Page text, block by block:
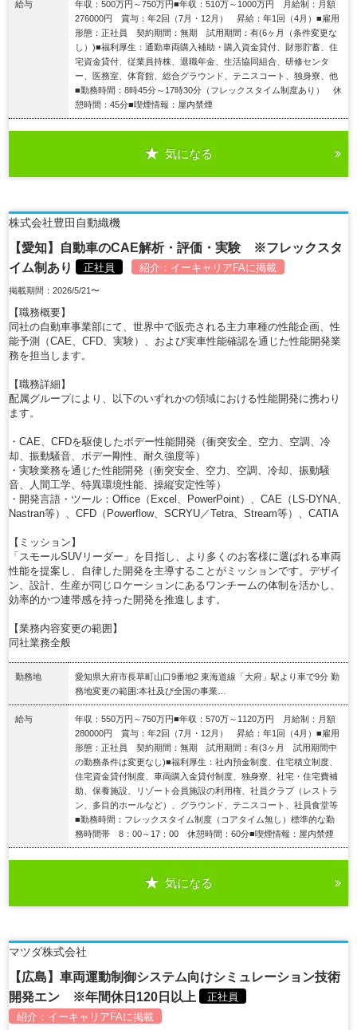
給与
年収：500万円～750万円■年収：510万～1000万円 月給制：月額
276000円 賞与：年2回（7月・12月） 昇給：年1回（4月）■雇用
形態：正社員 契約期間：無期 試用期間：有(6ヶ月（条件変更な
し）)■福利厚生：通勤車両購入補助・購入資金貸付、財形貯蓄、住
宅資金貸付、従業員持株、退職年金、生活協同組合、研修センタ
ー、医務室、体育館、総合グラウンド、テニスコート、独身寮、他
■勤務時間：8時45分～17時30分（フレックスタイム制度あり） 休
憩時間：45分■喫煙情報：屋内禁煙
気になる
株式会社豊田自動織機
【愛知】自動車のCAE解析・評価・実験 ※フレックスタ
イム制あり
正社員 紹介： イーキャリアFAに掲載
掲載期間：2026/5/21〜
【職務概要】
同社の自動車事業部にて、世界中で販売される主力車種の性能企画、性
能予測（CAE、CFD、実験）、および実車性能確認を通じた性能開発業
務を担当します。
【職務詳細】
配属グループにより、以下のいずれかの領域における性能開発に携わり
ます。
・CAE、CFDを駆使したボデー性能開発（衝突安全、空力、空調、冷
却、振動騒音、ボデー剛性、耐久強度等）
・実験業務を通じた性能開発（衝突安全、空力、空調、冷却、振動騒
音、人間工学、特異環境性能、操縦安定性等）
・開発言語・ツール：Office（Excel、PowerPoint）、CAE（LS-DYNA、
Nastran等）、CFD（Powerflow、SCRYU／Tetra、Stream等）、CATIA
【ミッション】
「スモールSUVリーダー」を目指し、より多くのお客様に選ばれる車両
性能を提案し、自律した開発を主導することがミッションです。デザイ
ン、設計、生産が同じロケーションにあるワンチームの体制を活かし、
効率的かつ連帯感を持った開発を推進します。
【業務内容変更の範囲】
同社業務全般
勤務地
愛知県大府市長草町山口9番地2 東海道線「大府」駅より車で9分 勤
務地変更の範囲:本社及び全国の事業…
給与
年収：550万円～750万円■年収：570万～1120万円 月給制：月額
280000円 賞与：年2回（7月・12月） 昇給：年1回（4月）■雇用
形態：正社員 契約期間：無期 試用期間：有(3ヶ月 試用期間中
の勤務条件は変更なし)■福利厚生：社内預金制度、住宅積立制度、
住宅資金貸付制度、車両購入金貸付制度、独身寮、社宅・住宅費補
助、保養施設、リゾート会員施設の利用権、社員クラブ（レストラ
ン、多目的ホールなど）、グラウンド、テニスコート、社員食堂等
■勤務時間：フレックスタイム制度（コアタイム無し）標準的な勤
務時間帯 8：00～17：00 休憩時間：60分■喫煙情報：屋内禁煙
気になる
マツダ株式会社
【広島】車両運動制御システム向けシミュレーション技術
開発エン ※年間休日120日以上
正社員
紹介： イーキャリアFAに掲載